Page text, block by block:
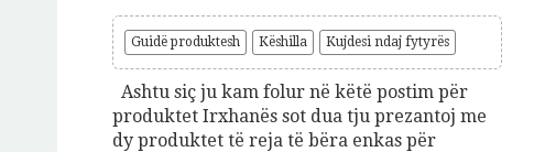
Guidë produktesh Këshilla Kujdesi ndaj fytyrës
Ashtu siç ju kam folur në këtë postim për
produktet Irxhanës sot dua tju prezantoj me
dy produktet të reja të bëra enkas për